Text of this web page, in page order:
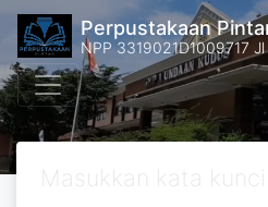
Perpustakaan
NPP 3319021D1009717